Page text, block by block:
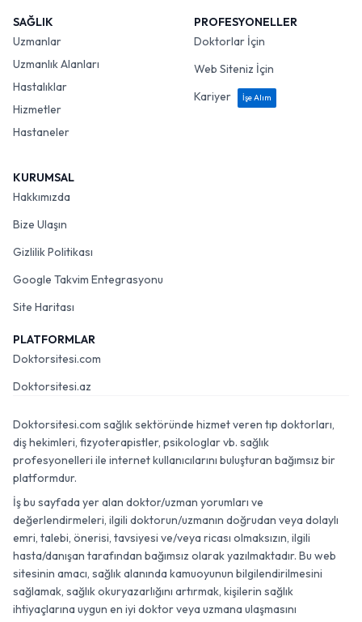
SAĞLIK
Uzmanlar
Uzmanlık Alanları
Hastalıklar
Hizmetler
Hastaneler
PROFESYONELLER
Doktorlar İçin
Web Siteniz İçin
Kariyer
İşe Alım
KURUMSAL
Hakkımızda
Bize Ulaşın
Gizlilik Politikası
Google Takvim Entegrasyonu
Site Haritası
PLATFORMLAR
Doktorsitesi.com
Doktorsitesi.az
Doktorsitesi.com sağlık sektöründe hizmet veren tıp doktorları,
diş hekimleri, fizyoterapistler, psikologlar vb. sağlık
profesyonelleri ile internet kullanıcılarını buluşturan bağımsız bir
platformdur.
İş bu sayfada yer alan doktor/uzman yorumları ve
değerlendirmeleri, ilgili doktorun/uzmanın doğrudan veya dolaylı
emri, talebi, önerisi, tavsiyesi ve/veya ricası olmaksızın, ilgili
hasta/danışan tarafından bağımsız olarak yazılmaktadır. Bu web
sitesinin amacı, sağlık alanında kamuoyunun bilgilendirilmesini
sağlamak, sağlık okuryazarlığını artırmak, kişilerin sağlık
ihtiyaçlarına uygun en iyi doktor veya uzmana ulaşmasını